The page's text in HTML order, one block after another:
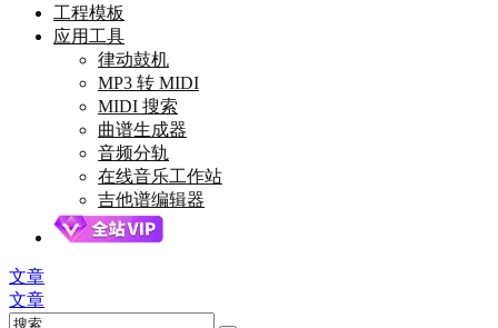
工程模板
应用工具
律动鼓机
MP3 转 MIDI
MIDI 搜索
曲谱生成器
音频分轨
在线音乐工作站
吉他谱编辑器
文章
文章